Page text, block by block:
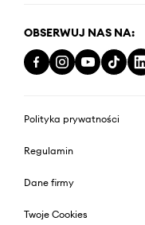
OBSERWUJ NAS NA:
Polityka prywatności
Regulamin
Dane firmy
Twoje Cookies